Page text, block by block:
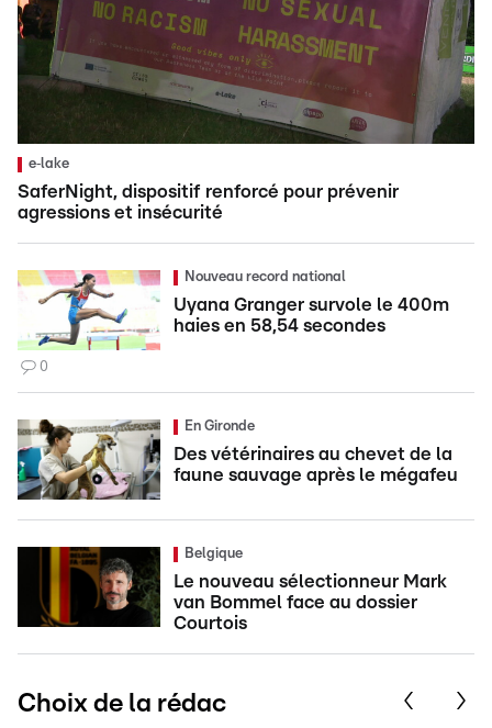
e‑lake
SaferNight, dispositif renforcé pour prévenir
agressions et insécurité
Nouveau record national
Uyana Granger survole le 400m
haies en 58,54 secondes
0
En Gironde
Des vétérinaires au chevet de la
faune sauvage après le mégafeu
Belgique
Le nouveau sélectionneur Mark
van Bommel face au dossier
Courtois
Choix de la rédac